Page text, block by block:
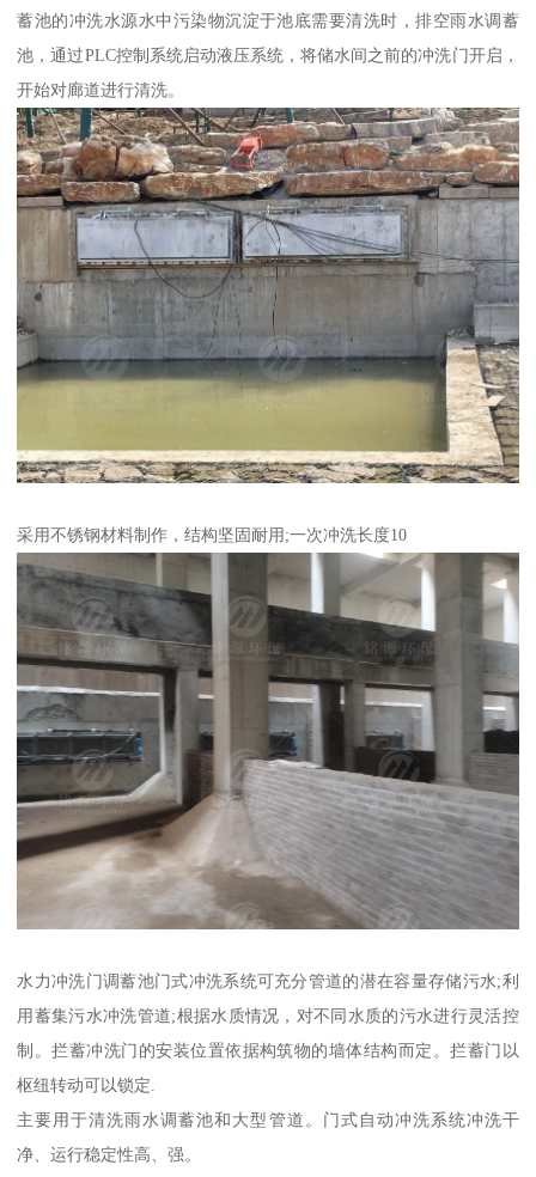
蓄池的冲洗水源水中污染物沉淀于池底需要清洗时，排空雨水调蓄
池，通过PLC控制系统启动液压系统，将储水间之前的冲洗门开启，
开始对廊道进行清洗。
采用不锈钢材料制作，结构坚固耐用;一次冲洗长度10
水力冲洗门调蓄池门式冲洗系统可充分管道的潜在容量存储污水;利
用蓄集污水冲洗管道;根据水质情况，对不同水质的污水进行灵活控
制。拦蓄冲洗门的安装位置依据构筑物的墙体结构而定。拦蓄门以
枢纽转动可以锁定.
主要用于清洗雨水调蓄池和大型管道。门式自动冲洗系统冲洗干
净、运行稳定性高、强。